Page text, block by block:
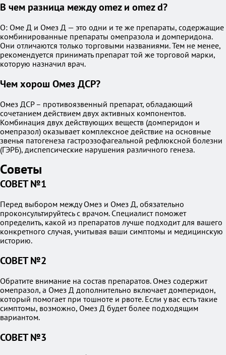
В чем разница между omez и omez d?
О: Оме Д и Омез Д — это одни и те же препараты, содержащие
комбинированные препараты омепразола и домперидона.
Они отличаются только торговыми названиями. Тем не менее,
рекомендуется принимать препарат той же торговой марки,
которую назначил врач.
Чем хорош Омез ДСР?
Омез ДСР – противоязвенный препарат, обладающий
сочетанием действием двух активных компонентов.
Комбинация двух действующих веществ (домперидон и
омепразол) оказывает комплексное действие на основные
звенья патогенеза гастроэзофагеальной рефлюксной болезни
(ГЭРБ), диспепсические нарушения различного генеза.
Советы
СОВЕТ №1
Перед выбором между Омез и Омез Д, обязательно
проконсультируйтесь с врачом. Специалист поможет
определить, какой из препаратов лучше подходит для вашего
конкретного случая, учитывая ваши симптомы и медицинскую
историю.
СОВЕТ №2
Обратите внимание на состав препаратов. Омез содержит
омепразол, а Омез Д дополнительно включает домперидон,
который помогает при тошноте и рвоте. Если у вас есть такие
симптомы, возможно, Омез Д будет более подходящим
вариантом.
СОВЕТ №3